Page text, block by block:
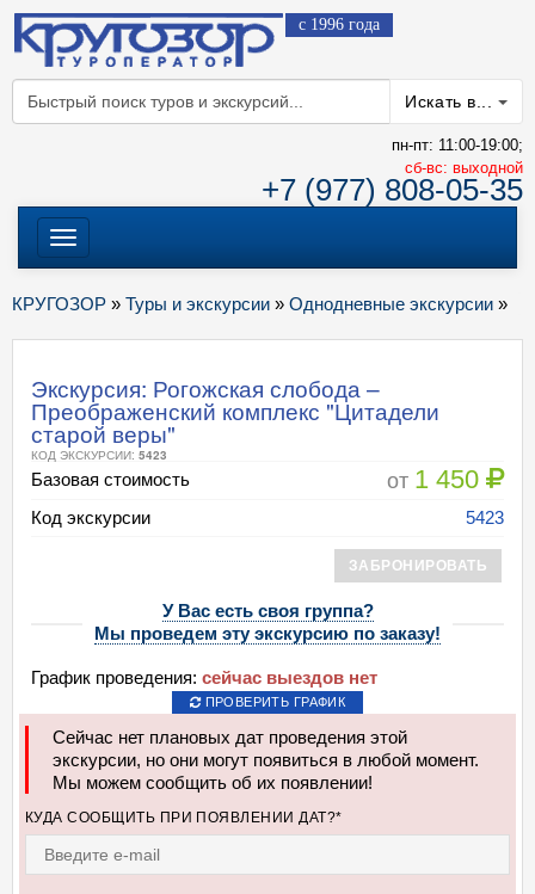
с 1996 года
Искать в...
пн-пт: 11:00-19:00;
cб-вс: выходной
+7 (977) 808-05-35
Меню
КРУГОЗОР » Туры и экскурсии » Однодневные экскурсии »
Экскурсия: Рогожская слобода –
Преображенский комплекс "Цитадели
старой веры"
КОД ЭКСКУРСИИ: 5423
Базовая стоимость от 1 450
Код экскурсии 5423
ЗАБРОНИРОВАТЬ
У Вас есть своя группа?
Мы проведем эту экскурсию по заказу!
График проведения: сейчас выездов нет
ПРОВЕРИТЬ ГРАФИК
Сейчас нет плановых дат проведения этой
экскурсии, но они могут появиться в любой момент.
Мы можем сообщить об их появлении!
КУДА СООБЩИТЬ ПРИ ПОЯВЛЕНИИ ДАТ?*